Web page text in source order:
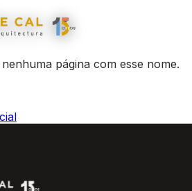
página com esse nome.